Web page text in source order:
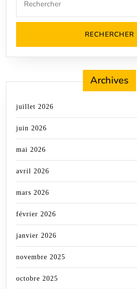
for:
Archives
juillet 2026
juin 2026
mai 2026
avril 2026
mars 2026
février 2026
janvier 2026
novembre 2025
octobre 2025